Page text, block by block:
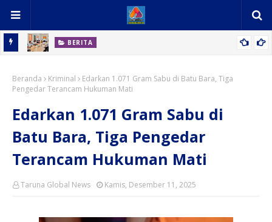
BERITA
Sejahtera Cahaya Dapat Apresiasi dari PT Alliance Consumer
Product Indonesia
Beranda Kriminal
Edarkan 1.071 Gram Sabu di Batu Bara, Tiga
Pengedar Terancam Hukuman Mati
Edarkan 1.071 Gram Sabu di
Batu Bara, Tiga Pengedar
Terancam Hukuman Mati
Taruna Global News Kamis, Desember 11, 2025